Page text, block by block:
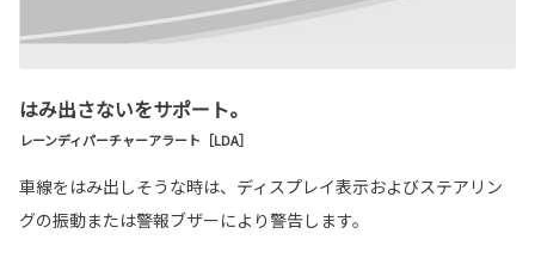
はみ出さないをサポート。
レーンディパーチャーアラート［LDA］
車線をはみ出しそうな時は、ディスプレイ表示およびステアリン
グの振動または警報ブザーにより警告します。